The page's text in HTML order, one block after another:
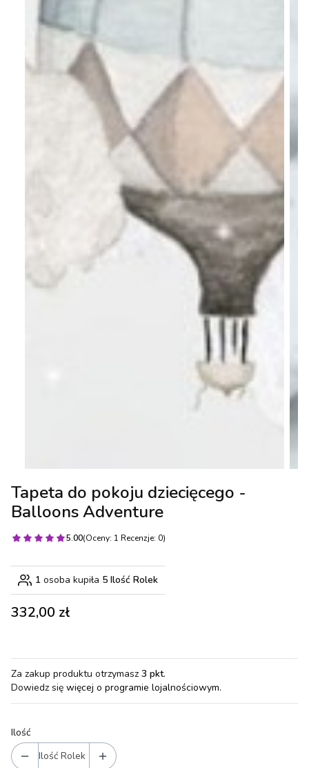
Tapeta do pokoju dziecięcego -
Balloons Adventure
5.00(Oceny: 1 Recenzje: 0)
1 osoba kupiła 5 Ilość Rolek
Cena
332,00 zł
Za zakup produktu otrzymasz 3 pkt.
Dowiedz się więcej o programie lojalnościowym.
Ilość
Ilość Rolek